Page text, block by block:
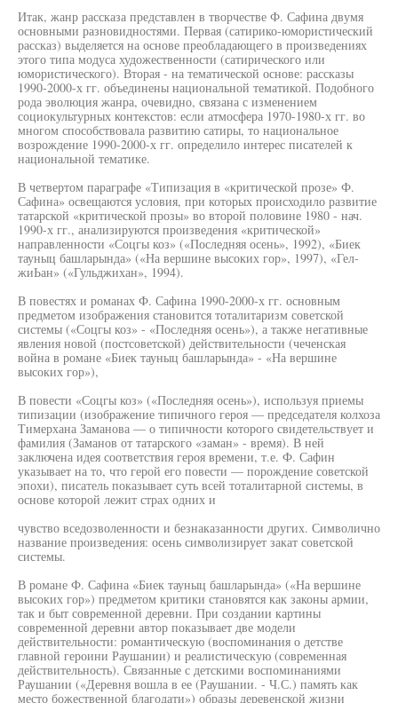
Итак, жанр рассказа представлен в творчестве Ф. Сафина двумя
основными разновидностями. Первая (сатирико-юмористический
рассказ) выделяется на основе преобладающего в произведениях
этого типа модуса художественности (сатирического или
юмористического). Вторая - на тематической основе: рассказы
1990-2000-х гг. объединены национальной тематикой. Подобного
рода эволюция жанра, очевидно, связана с изменением
социокультурных контекстов: если атмосфера 1970-1980-х гг. во
многом способствовала развитию сатиры, то национальное
возрождение 1990-2000-х гг. определило интерес писателей к
национальной тематике.
В четвертом параграфе «Типизация в «критической прозе» Ф.
Сафина» освещаются условия, при которых происходило развитие
татарской «критической прозы» во второй половине 1980 - нач.
1990-х гг., анализируются произведения «критической»
направленности «Соцгы коз» («Последняя осень», 1992), «Биек
тауныц башларында» («На вершине высоких гор», 1997), «Гел-
жиЬан» («Гульджихан», 1994).
В повестях и романах Ф. Сафина 1990-2000-х гг. основным
предметом изображения становится тоталитаризм советской
системы («Соцгы коз» - «Последняя осень»), а также негативные
явления новой (постсоветской) действительности (чеченская
война в романе «Биек тауныц башларында» - «На вершине
высоких гор»),
В повести «Соцгы коз» («Последняя осень»), используя приемы
типизации (изображение типичного героя — председателя колхоза
Тимерхана Заманова — о типичности которого свидетельствует и
фамилия (Заманов от татарского «заман» - время). В ней
заключена идея соответствия героя времени, т.е. Ф. Сафин
указывает на то, что герой его повести — порождение советской
эпохи), писатель показывает суть всей тоталитарной системы, в
основе которой лежит страх одних и
чувство вседозволенности и безнаказанности других. Символично
название произведения: осень символизирует закат советской
системы.
В романе Ф. Сафина «Биек тауныц башларында» («На вершине
высоких гор») предметом критики становятся как законы армии,
так и быт современной деревни. При создании картины
современной деревни автор показывает две модели
действительности: романтическую (воспоминания о детстве
главной героини Раушании) и реалистическую (современная
действительность). Связанные с детскими воспоминаниями
Раушании («Деревня вошла в ее (Раушании. - Ч.С.) память как
место божественной благодати») образы деревенской жизни